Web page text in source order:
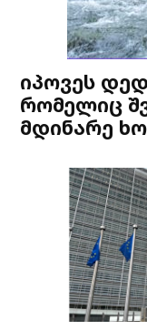
იპოვეს
რომელიც
მდინარე